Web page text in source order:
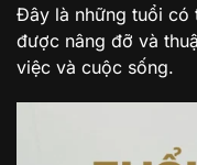
Đây là những tuổi có
được nâng đỡ và
việc và cuộc sống.